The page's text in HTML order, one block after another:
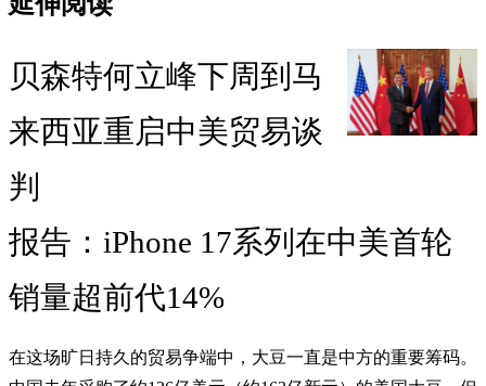
贝森特何立峰下周到马
来西亚重启中美贸易谈
判
报告：iPhone 17系列在中美首轮
销量超前代14%
在这场旷日持久的贸易争端中，大豆一直是中方的重要筹码。